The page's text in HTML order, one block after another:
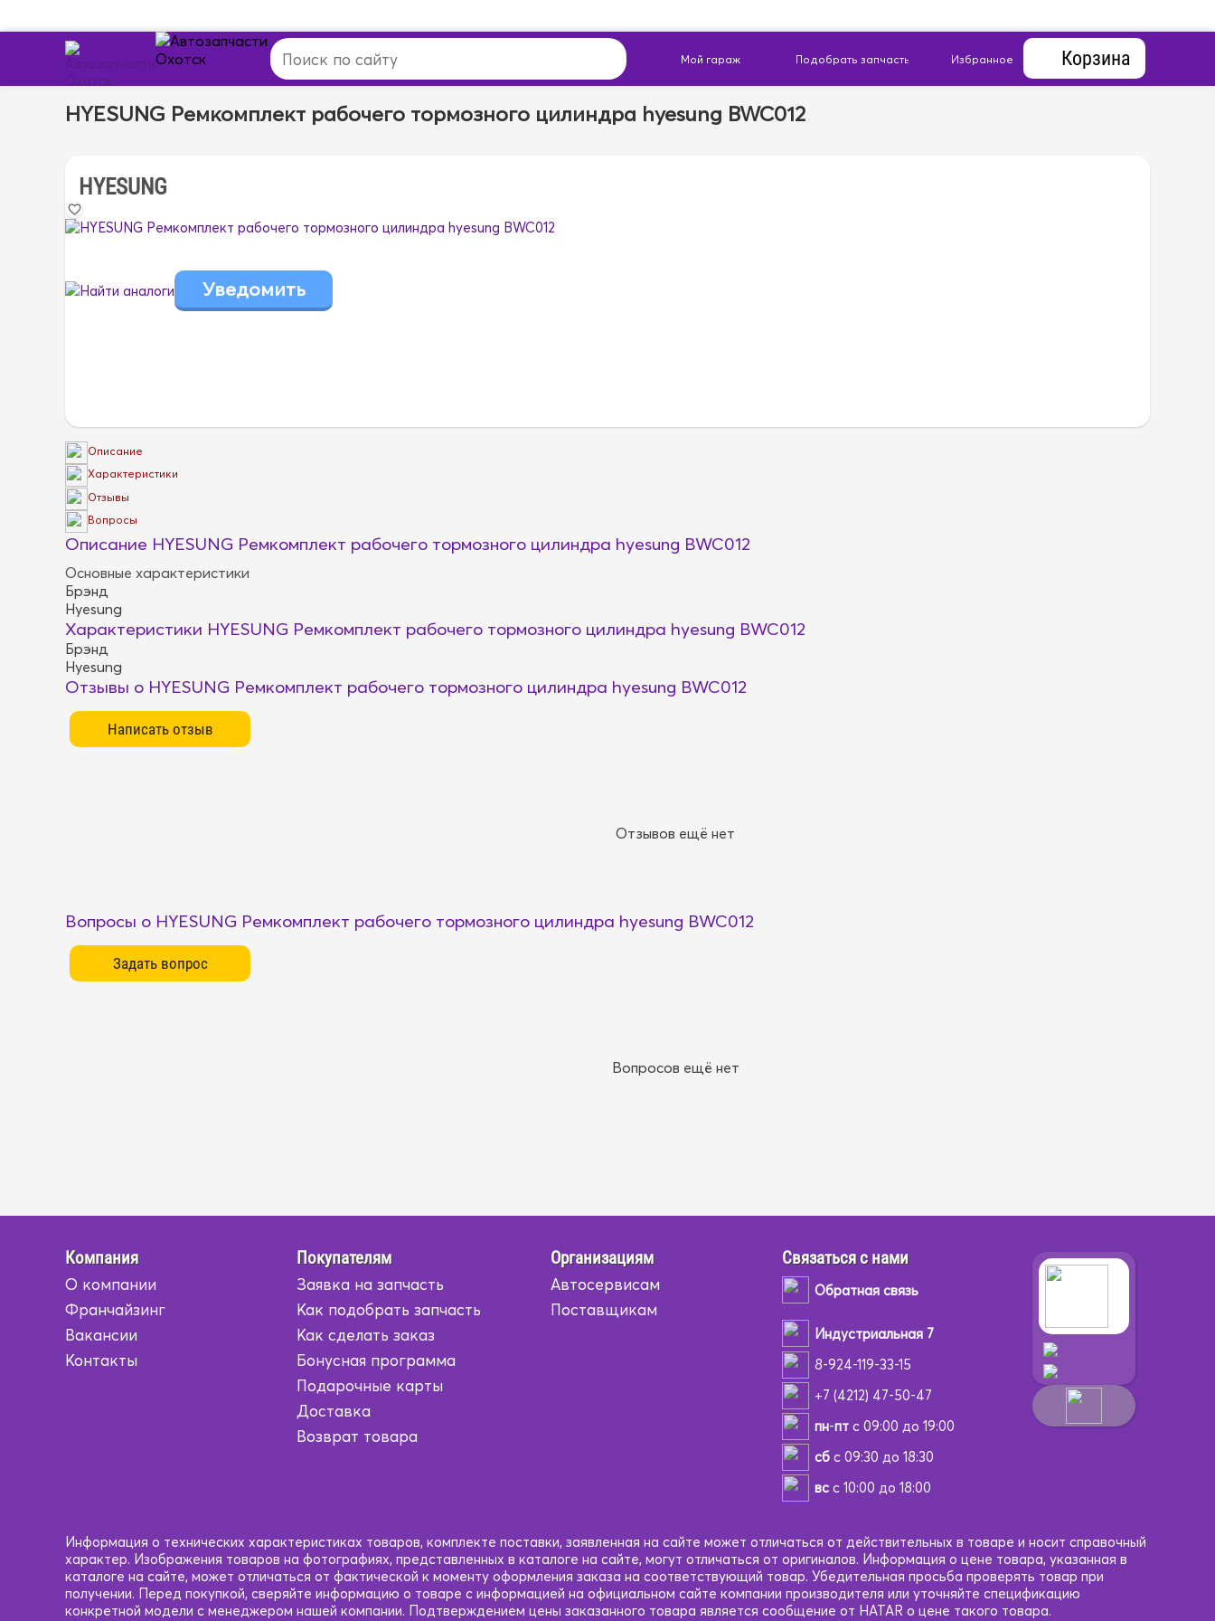
Корзина
HYESUNG Ремкомплект рабочего тормозного цилиндра hyesung BWC012
HYESUNG
Найти аналоги
Описание
Характеристики
Отзывы
Вопросы
Описание HYESUNG Ремкомплект рабочего тормозного цилиндра hyesung BWC012
Основные характеристики
Брэнд
Hyesung
Характеристики HYESUNG Ремкомплект рабочего тормозного цилиндра hyesung BWC012
Брэнд
Hyesung
Отзывы о HYESUNG Ремкомплект рабочего тормозного цилиндра hyesung BWC012
Отзывов ещё нет
Вопросы о HYESUNG Ремкомплект рабочего тормозного цилиндра hyesung BWC012
Вопросов ещё нет
Компания
О компании
Франчайзинг
Вакансии
Контакты
Покупателям
Заявка на запчасть
Как подобрать запчасть
Как сделать заказ
Бонусная программа
Подарочные карты
Доставка
Возврат товара
Организациям
Автосервисам
Поставщикам
Связаться с нами
Обратная связь
Индустриальная 7
8-924-119-33-15
+7 (4212) 47-50-47
пн-птс 09:00 до 19:00
сбс 09:30 до 18:30
всс 10:00 до 18:00
Информация о технических характеристиках товаров, комплекте поставки, заявленная на сайте может отличаться от действительных в товаре и носит справочный
характер. Изображения товаров на фотографиях, представленных в каталоге на сайте, могут отличаться от оригиналов. Информация о цене товара, указанная в
каталоге на сайте, может отличаться от фактической к моменту оформления заказа на соответствующий товар. Убедительная просьба проверять товар при
получении. Перед покупкой, сверяйте информацию о товаре с информацией на официальном сайте компании производителя или уточняйте спецификацию
конкретной модели с менеджером нашей компании. Подтверждением цены заказанного товара является сообщение от HATAR о цене такого товара.